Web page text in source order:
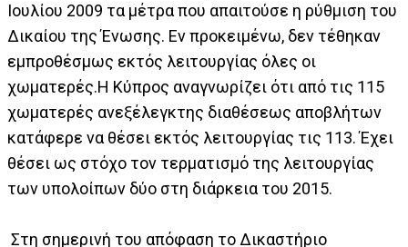
Ιουλίου 2009 τα μέτρα που απαιτούσε η ρύθμιση του
Δικαίου της Ένωσης. Εν προκειμένω, δεν τέθηκαν
εμπροθέσμως εκτός λειτουργίας όλες οι
χωματερές.Η Κύπρος αναγνωρίζει ότι από τις 115
χωματερές ανεξέλεγκτης διαθέσεως αποβλήτων
κατάφερε να θέσει εκτός λειτουργίας τις 113. Έχει
θέσει ως στόχο τον τερματισμό της λειτουργίας
των υπολοίπων δύο στη διάρκεια του 2015.
Στη σημερινή του απόφαση το Δικαστήριο